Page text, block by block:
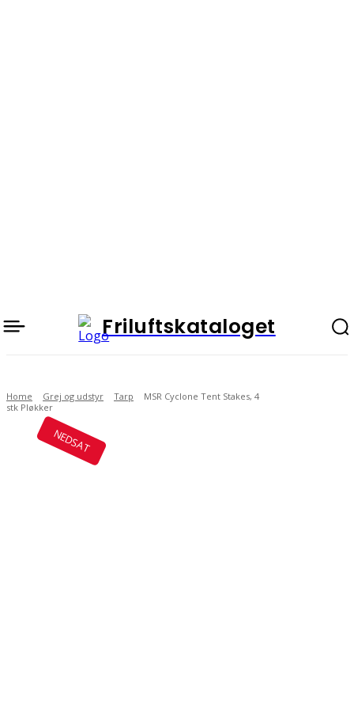
Friluftskataloget
Home Grej og udstyr Tarp
MSR Cyclone Tent Stakes, 4
stk Pløkker
NEDSAT